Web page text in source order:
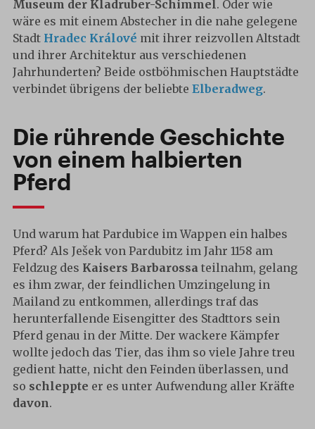
Museum der Kladruber-Schimmel. Oder wie
wäre es mit einem Abstecher in die nahe gelegene
Stadt Hradec Králové mit ihrer reizvollen Altstadt
und ihrer Architektur aus verschiedenen
Jahrhunderten? Beide ostböhmischen Hauptstädte
verbindet übrigens der beliebte Elberadweg.
Die rührende Geschichte
von einem halbierten
Pferd
Und warum hat Pardubice im Wappen ein halbes
Pferd? Als Ješek von Pardubitz im Jahr 1158 am
Feldzug des Kaisers Barbarossa teilnahm, gelang
es ihm zwar, der feindlichen Umzingelung in
Mailand zu entkommen, allerdings traf das
herunterfallende Eisengitter des Stadttors sein
Pferd genau in der Mitte. Der wackere Kämpfer
wollte jedoch das Tier, das ihm so viele Jahre treu
gedient hatte, nicht den Feinden überlassen, und
so schleppte er es unter Aufwendung aller Kräfte
davon.